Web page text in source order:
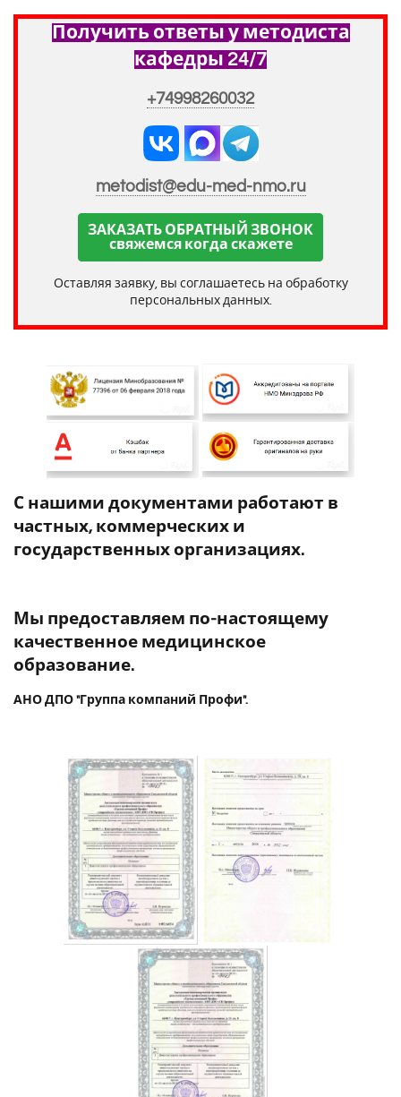
Получить ответы у методиста
кафедры 24/7
+74998260032
metodist@edu-med-nmo.ru
ЗАКАЗАТЬ ОБРАТНЫЙ ЗВОНОК
свяжемся когда скажете
Оставляя заявку, вы соглашаетесь на обработку
персональных данных.
С нашими документами работают в
частных, коммерческих и
государственных организациях.
Мы предоставляем по-настоящему
качественное медицинское
образование.
АНО ДПО "Группа компаний Профи".